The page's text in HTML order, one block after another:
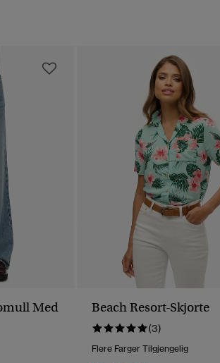
Med
Beach Resort-Skjorte
(3)
Flere Farger Tilgjengelig